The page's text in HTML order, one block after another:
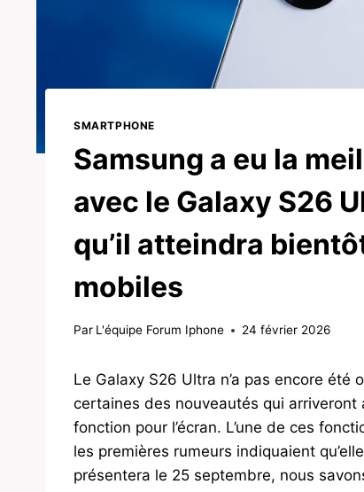
SMARTPHONE
Samsung a eu la
avec le Galaxy S26
qu’il atteindra
mobiles
Par L'équipe Forum Iphone 24 février 2026
Le Galaxy S26 Ultra n’a pas encore
certaines des nouveautés qui
fonction pour l’écran. L’une de ces
les premières rumeurs indiquaient
présentera le 25 septembre, nous